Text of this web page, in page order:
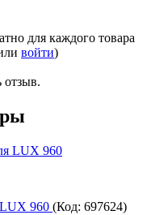
для каждого товара
войти)
отзыв.
960 (Код: 697624)